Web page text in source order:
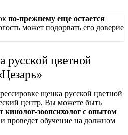
по-прежнему еще остается
может подорвать его доверие
русской цветной
щенка русской цветной
центр, Вы можете быть
кинолог-зоопсихолог с опытом
и проведет обучение на должном